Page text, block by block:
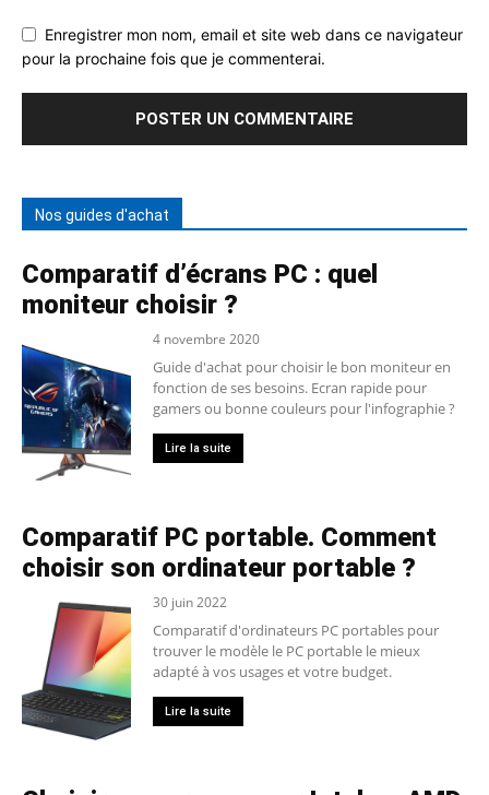
Enregistrer mon nom, email et site web dans ce navigateur
pour la prochaine fois que je commenterai.
Nos guides d'achat
Comparatif d’écrans PC : quel
moniteur choisir ?
4 novembre 2020
Guide d'achat pour choisir le bon moniteur en
fonction de ses besoins. Ecran rapide pour
gamers ou bonne couleurs pour l'infographie ?
Lire la suite
Comparatif PC portable. Comment
choisir son ordinateur portable ?
30 juin 2022
Comparatif d'ordinateurs PC portables pour
trouver le modèle le PC portable le mieux
adapté à vos usages et votre budget.
Lire la suite